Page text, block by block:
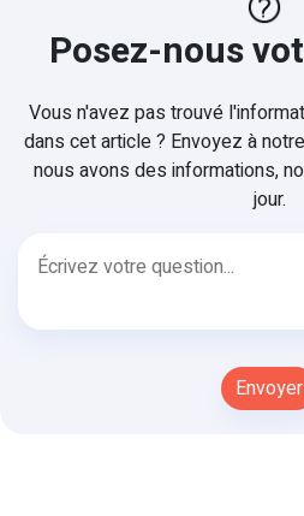
Posez-nous
Vous n'avez pas trouvé
dans cet article ? Envoyez à
nous avons des informations,
jour.